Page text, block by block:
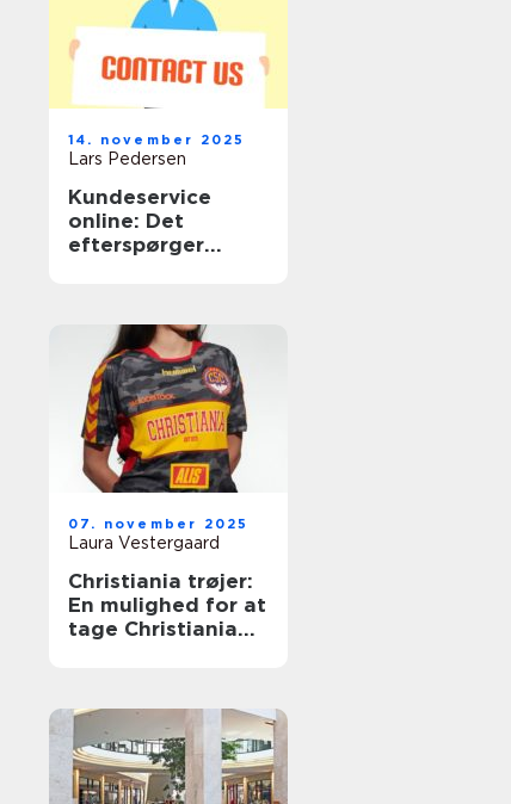
14. november 2025
Lars Pedersen
Kundeservice
online: Det
efterspørger
07. november 2025
Laura Vestergaard
Christiania trøjer:
En mulighed for at
tage Christiania